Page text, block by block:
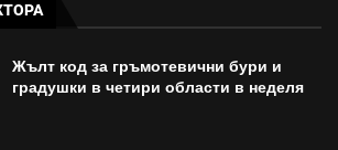
Жълт код за гръмотевични бури и
градушки в четири области в неделя